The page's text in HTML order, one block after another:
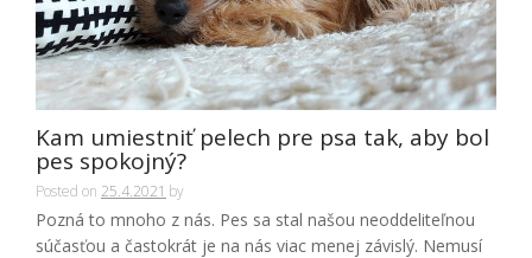
Kam umiestniť pelech pre psa tak, aby bol
pes spokojný?
Posted on 25.4.2021 by
Pozná to mnoho z nás. Pes sa stal našou neoddeliteľnou
súčasťou a častokrát je na nás viac menej závislý. Nemusí